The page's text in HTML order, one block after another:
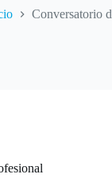
Conversatorio